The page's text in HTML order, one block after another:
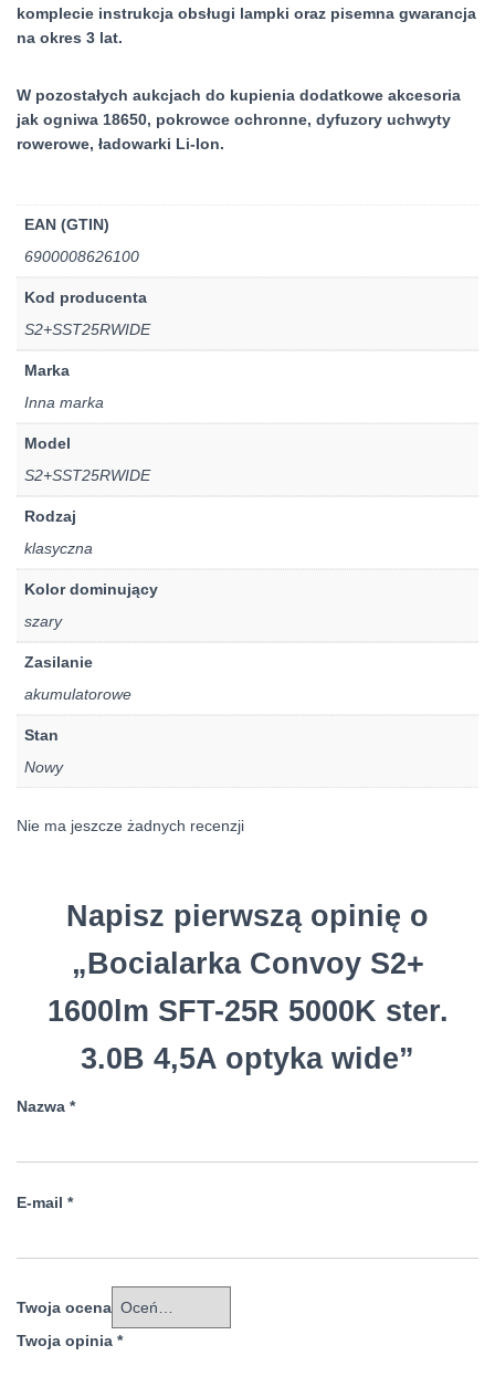
komplecie instrukcja obsługi lampki oraz pisemna gwarancja
na okres 3 lat.
W pozostałych aukcjach do kupienia dodatkowe akcesoria
jak ogniwa 18650, pokrowce ochronne, dyfuzory uchwyty
rowerowe, ładowarki Li-Ion.
EAN (GTIN)
6900008626100
Kod producenta
S2+SST25RWIDE
Marka
Inna marka
Model
S2+SST25RWIDE
Rodzaj
klasyczna
Kolor dominujący
szary
Zasilanie
akumulatorowe
Stan
Nowy
Nie ma jeszcze żadnych recenzji
Napisz pierwszą opinię o
„Bocialarka Convoy S2+
1600lm SFT-25R 5000K ster.
3.0B 4,5A optyka wide”
Nazwa *
E-mail *
Twoja ocena
Twoja opinia *